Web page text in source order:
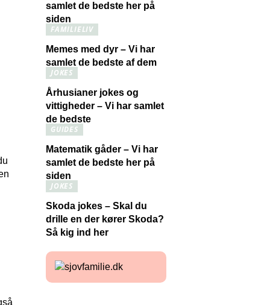
samlet de bedste her på
siden
FAMILIELIV
Memes med dyr – Vi har
samlet de bedste af dem
JOKES
Århusianer jokes og
vittigheder – Vi har samlet
de bedste
GUIDES
Matematik gåder – Vi har
samlet de bedste her på
siden
JOKES
Skoda jokes – Skal du
drille en der kører Skoda?
Så kig ind her